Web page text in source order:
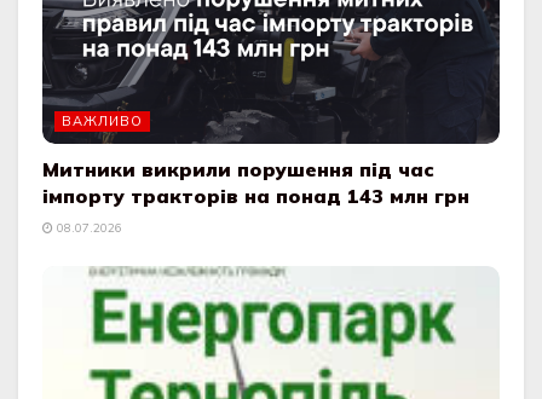
ВАЖЛИВО
Митники викрили порушення під час
імпорту тракторів на понад 143 млн грн
08.07.2026